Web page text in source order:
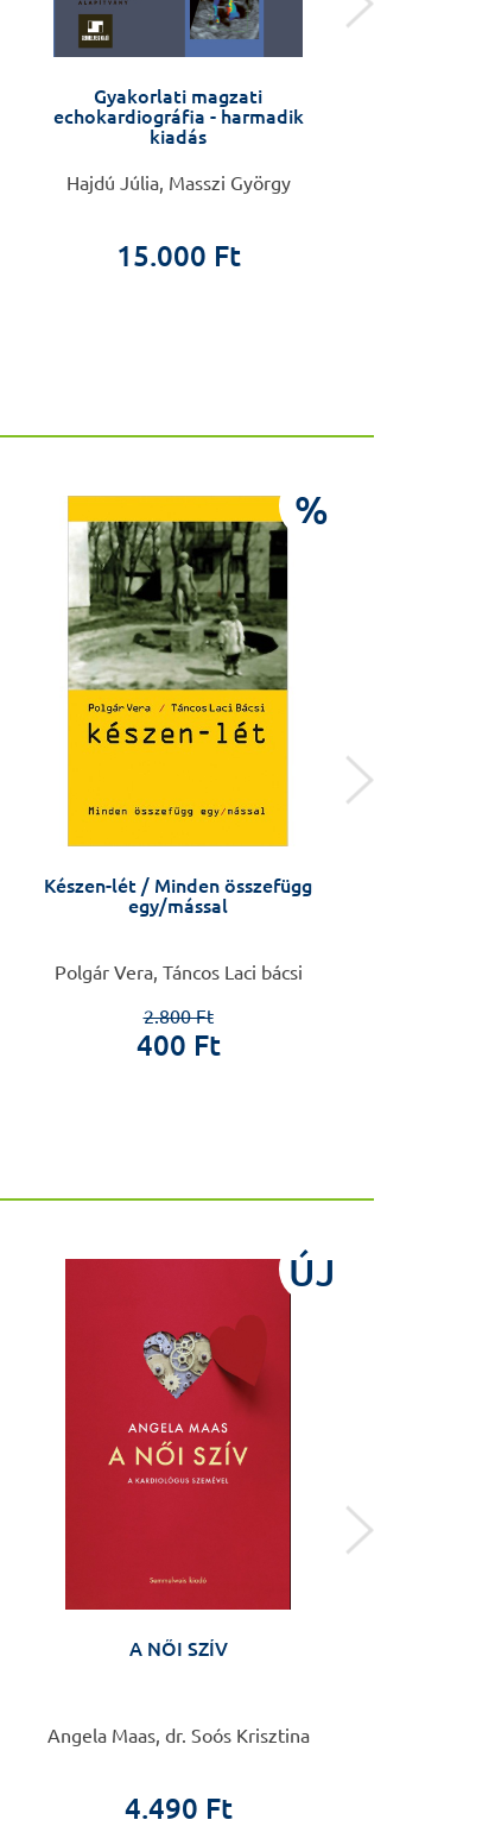
Gyakorlati magzati
echokardiográfia - harmadik
kiadás
Hajdú Júlia, Masszi György
15.000 Ft
%
Készen-lét / Minden összefügg
egy/mással
Polgár Vera, Táncos Laci bácsi
2.800 Ft
400 Ft
ÚJ
A NŐI SZÍV
Angela Maas, dr. Soós Krisztina
4.490 Ft